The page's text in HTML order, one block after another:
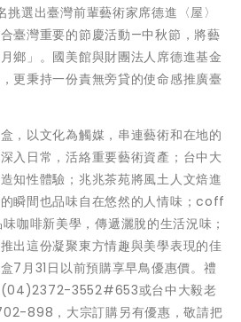
選出臺灣前輩藝術家席德進〈屋〉
臺灣重要的節慶活動—中秋節，將藝
鄉」。國美館與財團法人席德進基金
更秉持一份責無旁貸的使命感推廣臺
，以文化為觸媒，串連藝術和在地的
入日常，活絡重要藝術資產；台中大
知性體驗；兆兆茶苑將風土人文焙進
瞬間也品味自在悠然的人情味；coff
咖啡新美學，傳遞灑脫的生活況味；
出這份凝聚東方情趣與美學表現的佳
7月31日以前預購享早鳥優惠價。禮
(04)2372-3552#653或台中大毅老
898，大宗訂購另有優惠，敬請把